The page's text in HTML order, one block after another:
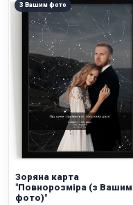
З Вашим фото
Зоряна карта
"Повнорозміра (з Вашим
фото)"